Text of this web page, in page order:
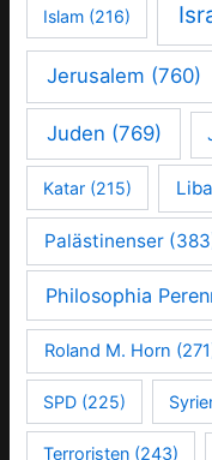
Islam (216)
Jerusalem (760)
Juden (769)
Katar (215)
Palästinenser
Philosophia
Roland M. Horn
SPD (225)
Terroristen (243)